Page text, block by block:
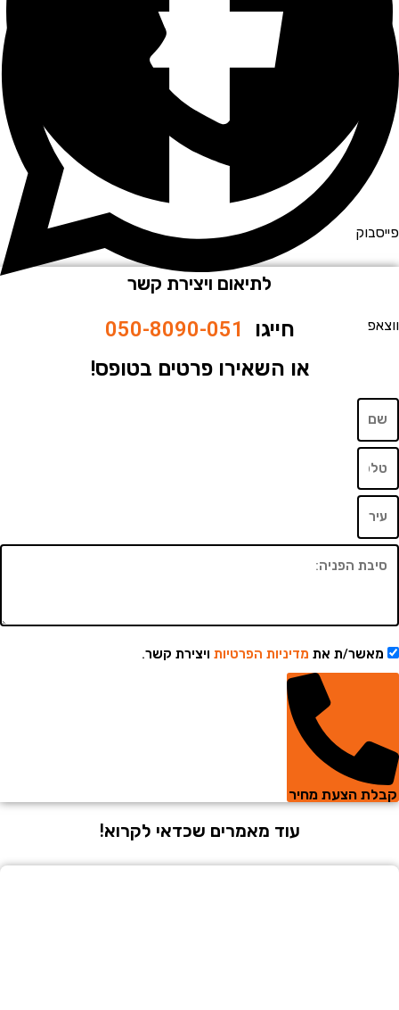
לתיאום ויצירת קשר
חייגו050-8090-051
או השאירו פרטים בטופס!
ת אתמדיניות הפרטיותויצירת קשר.
הצעת מחיר
עוד מאמרים שכדאי לקרוא!